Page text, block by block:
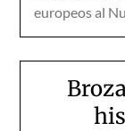
europeos al